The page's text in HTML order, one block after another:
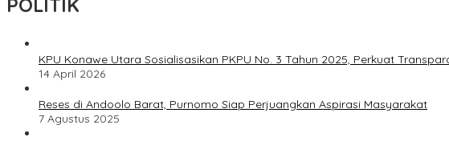
POLITIK
KPU Konawe Utara Sosialisasikan PKPU No. 3 Tahun 2025, Perkuat
14 April 2026
Reses di Andoolo Barat, Purnomo Siap Perjuangkan Aspirasi Masyarakat
7 Agustus 2025